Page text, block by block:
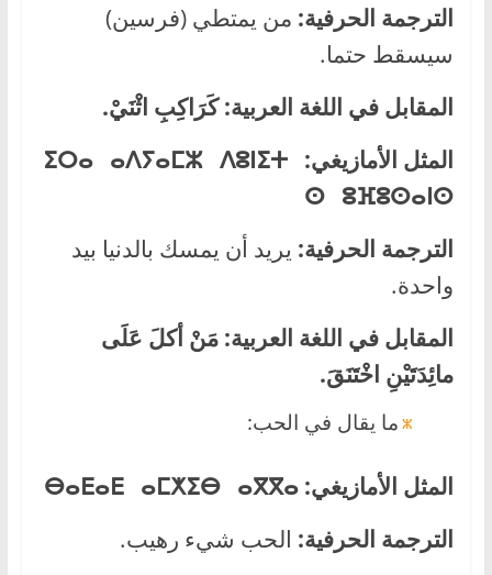
الترجمة الحرفية: من يمتطي (فرسين)
سيسقط حتما.
المقابل في اللغة العربية:كَرَاكِبِ اثْنَيْ.
المثل الأمازيغي: ⵉⵔⴰ ⴰⴷⵢⴰⵎⵣ ⴷⵓⵏⵉⵜ
ⵙ ⵓⴼⵓⵙⴰⵏⵙ
الترجمة الحرفية: يريد أن يمسك بالدنيا بيد
واحدة.
المقابل في اللغة العربية: مَنْ أكلَ عَلَى
مائِدَتَيْنِ اخْتَنَقَ.
ما يقال في الحب:
المثل الأمازيغي: ⴱⴰⴹⴰⴹ ⴰⵎⵅⵉⴱ ⴰⴳⴳⴰ
الترجمة الحرفية: الحب شيء رهيب.